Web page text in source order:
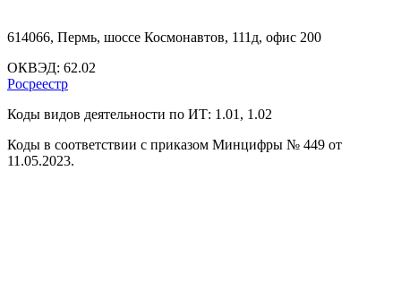
614066, Пермь, шоссе Космонавтов, 111д, офис 200
ОКВЭД: 62.02
Росреестр
Коды видов деятельности по ИТ: 1.01, 1.02
Коды в соответствии с приказом Минцифры № 449 от
11.05.2023.